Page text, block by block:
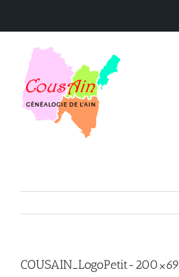
content
COUSAIN_LogoPetit-200×69